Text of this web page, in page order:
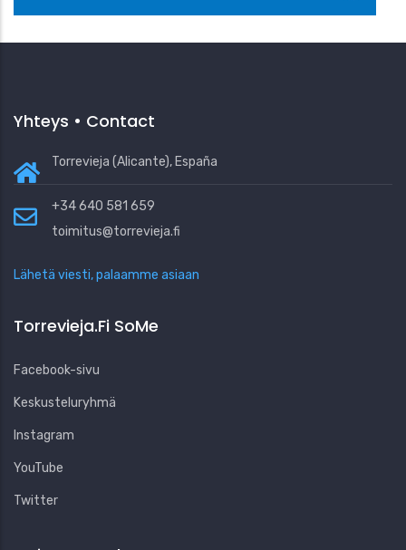
Yhteys • Contact
Torrevieja (Alicante), España
+34 640 581 659
toimitus@torrevieja.fi
Lähetä viesti, palaamme asiaan
Torrevieja.fi SoMe
Facebook-sivu
Keskusteluryhmä
Instagram
YouTube
Twitter